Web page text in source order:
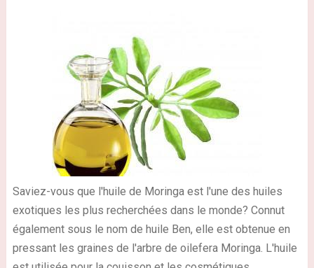
Saviez-vous que l'huile de Moringa est l'une des huiles
exotiques les plus recherchées dans le monde? Connut
également sous le nom de huile Ben, elle est obtenue en
pressant les graines de l'arbre de oilefera Moringa. L'huile